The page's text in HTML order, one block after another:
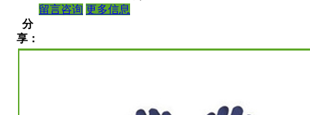
留言咨询 更多信息
分
享：